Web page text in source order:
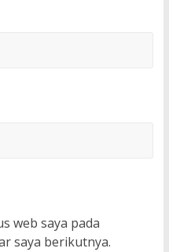
web saya pada
saya berikutnya.